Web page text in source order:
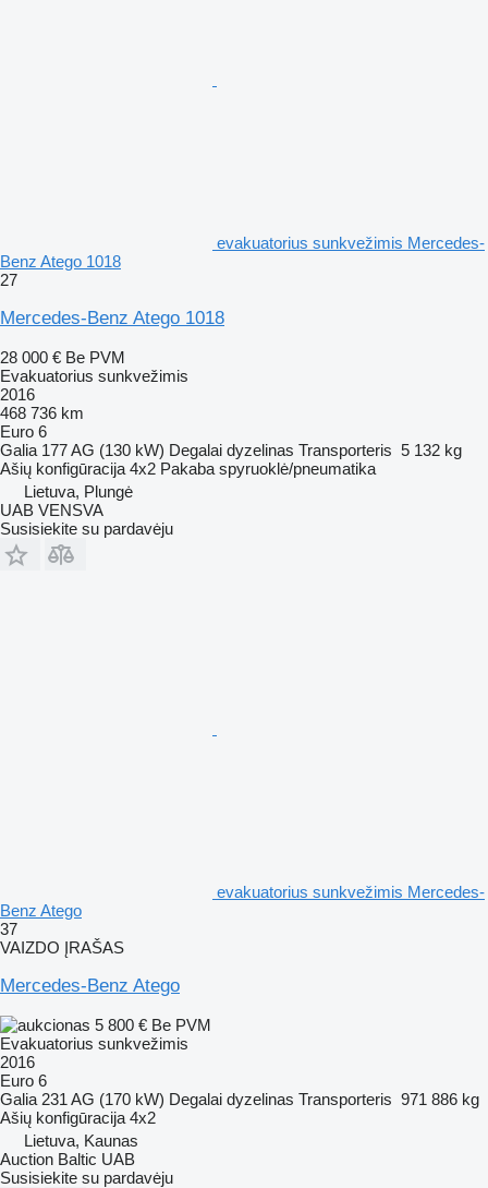
evakuatorius sunkvežimis Mercedes-
Benz Atego 1018
27
Mercedes-Benz Atego 1018
28 000 € Be PVM
Evakuatorius sunkvežimis
2016
468 736 km
Euro 6
Galia 177 AG (130 kW) Degalai dyzelinas Transporteris 5 132 kg
Ašių konfigūracija 4x2 Pakaba spyruoklė/pneumatika
Lietuva, Plungė
UAB VENSVA
Susisiekite su pardavėju
evakuatorius sunkvežimis Mercedes-
Benz Atego
37
VAIZDO ĮRAŠAS
Mercedes-Benz Atego
5 800 € Be PVM
Evakuatorius sunkvežimis
2016
Euro 6
Galia 231 AG (170 kW) Degalai dyzelinas Transporteris 971 886 kg
Ašių konfigūracija 4x2
Lietuva, Kaunas
Auction Baltic UAB
Susisiekite su pardavėju